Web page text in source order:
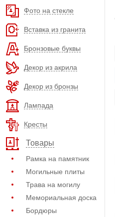
Фото на стекле
Вставка из гранита
Бронзовые буквы
Декор из акрила
Декор из бронзы
Лампада
Кресты
Товары
Рамка на памятник
Могильные плиты
Трава на могилу
Мемориальная доска
Бордюры